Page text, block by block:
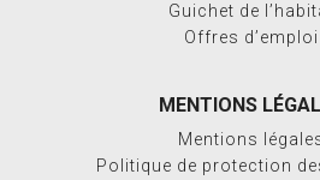
Guichet de
Offres d’emploi
MENTIONS
Mentions
Politique de protection